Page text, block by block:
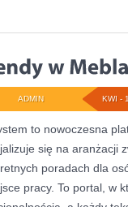
KWI -
ADMIN
to nowoczesna
się na aranżacji
poradach dla
pracy. To portal, w